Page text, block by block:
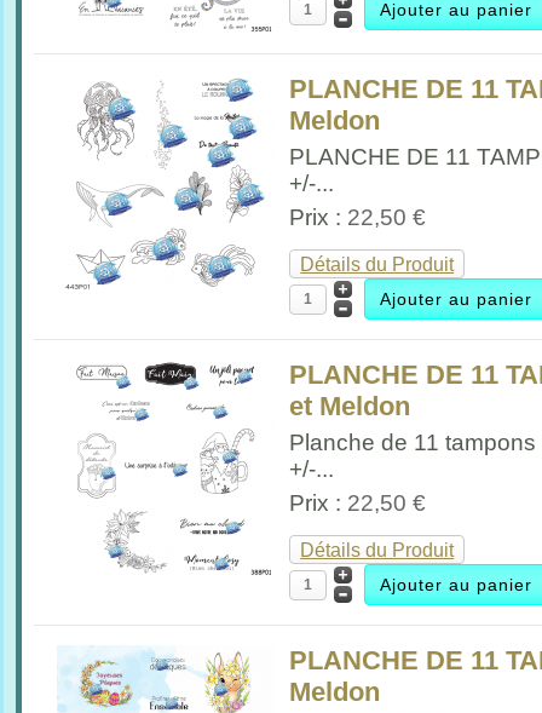
PLANCHE DE 11
Meldon
PLANCHE DE 11
+/-...
Prix : 22,50 €
Détails du Produit
PLANCHE DE 11
et Meldon
Planche de 11 tampons
+/-...
Prix : 22,50 €
Détails du Produit
PLANCHE DE 11
Meldon